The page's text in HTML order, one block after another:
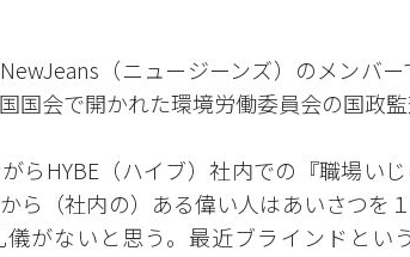
（ニュージーンズ）のメンバ
国会で開かれた環境労働委員会の国政
らHYBE（ハイブ）社内での『職場い
ら（社内の）ある偉い人はあいさつを
がないと思う。最近ブラインドとい